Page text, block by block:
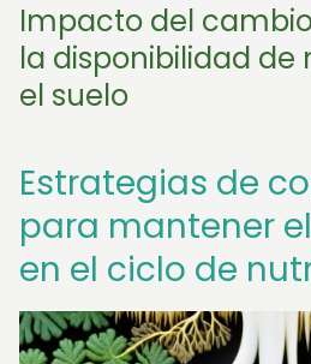
Impacto del
la disponibilidad de
el suelo
Estrategias de
para mantener
en el ciclo de